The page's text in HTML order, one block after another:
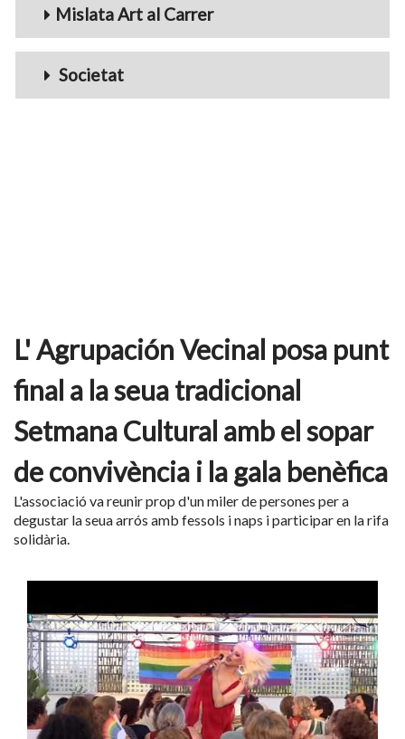
Mislata Art al Carrer
Societat
L' Agrupación Vecinal posa punt
final a la seua tradicional
Setmana Cultural amb el sopar
de convivència i la gala benèfica
L'associació va reunir prop d'un miler de persones per a
degustar la seua arrós amb fessols i naps i participar en la rifa
solidària.